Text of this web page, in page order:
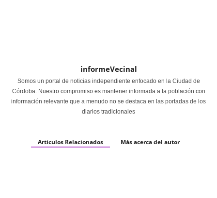
informeVecinal
Somos un portal de noticias independiente enfocado en la Ciudad de
Córdoba. Nuestro compromiso es mantener informada a la población con
información relevante que a menudo no se destaca en las portadas de los
diarios tradicionales
Articulos Relacionados Más acerca del autor